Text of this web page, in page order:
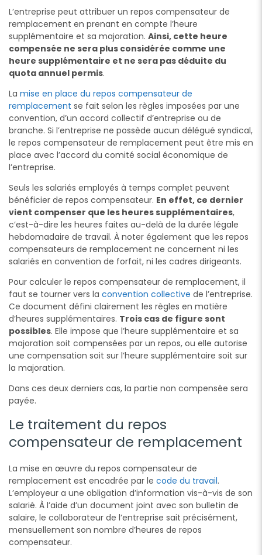
L’entreprise peut attribuer un repos compensateur de
remplacement en prenant en compte l’heure
supplémentaire et sa majoration. Ainsi, cette heure
compensée ne sera plus considérée comme une
heure supplémentaire et ne sera pas déduite du
quota annuel permis.
La mise en place du repos compensateur de
remplacement se fait selon les règles imposées par une
convention, d’un accord collectif d’entreprise ou de
branche. Si l’entreprise ne possède aucun délégué syndical,
le repos compensateur de remplacement peut être mis en
place avec l’accord du comité social économique de
l’entreprise.
Seuls les salariés employés à temps complet peuvent
bénéficier de repos compensateur. En effet, ce dernier
vient compenser que les heures supplémentaires,
c’est-à-dire les heures faites au-delà de la durée légale
hebdomadaire de travail. À noter également que les repos
compensateurs de remplacement ne concernent ni les
salariés en convention de forfait, ni les cadres dirigeants.
Pour calculer le repos compensateur de remplacement, il
faut se tourner vers la convention collective de l’entreprise.
Ce document défini clairement les règles en matière
d’heures supplémentaires. Trois cas de figure sont
possibles. Elle impose que l’heure supplémentaire et sa
majoration soit compensées par un repos, ou elle autorise
une compensation soit sur l’heure supplémentaire soit sur
la majoration.
Dans ces deux derniers cas, la partie non compensée sera
payée.
Le traitement du repos
compensateur de remplacement
La mise en œuvre du repos compensateur de
remplacement est encadrée par le code du travail.
L’employeur a une obligation d’information vis-à-vis de son
salarié. À l’aide d’un document joint avec son bulletin de
salaire, le collaborateur de l’entreprise sait précisément,
mensuellement son nombre d’heures de repos
compensateur.